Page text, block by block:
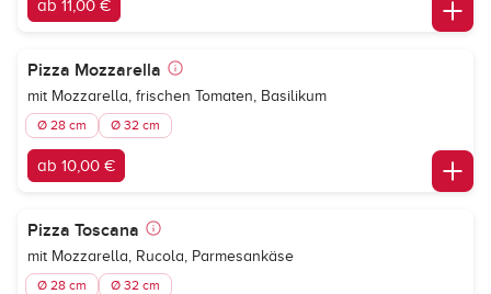
ab 11,00 €
Pizza Mozzarella
mit Mozzarella, frischen Tomaten, Basilikum
Ø 28 cm Ø 32 cm
ab 10,00 €
Pizza Toscana
mit Mozzarella, Rucola, Parmesankäse
Ø 28 cm Ø 32 cm